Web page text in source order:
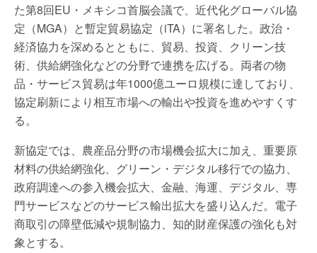
た第8回EU・メキシコ首脳会議で、近代化グローバル協
定（MGA）と暫定貿易協定（iTA）に署名した。政治・
経済協力を深めるとともに、貿易、投資、クリーン技
術、供給網強化などの分野で連携を広げる。両者の物
品・サービス貿易は年1000億ユーロ規模に達しており、
協定刷新により相互市場への輸出や投資を進めやすくす
る。
新協定では、農産品分野の市場機会拡大に加え、重要原
材料の供給網強化、グリーン・デジタル移行での協力、
政府調達への参入機会拡大、金融、海運、デジタル、専
門サービスなどのサービス輸出拡大を盛り込んだ。電子
商取引の障壁低減や規制協力、知的財産保護の強化も対
象とする。